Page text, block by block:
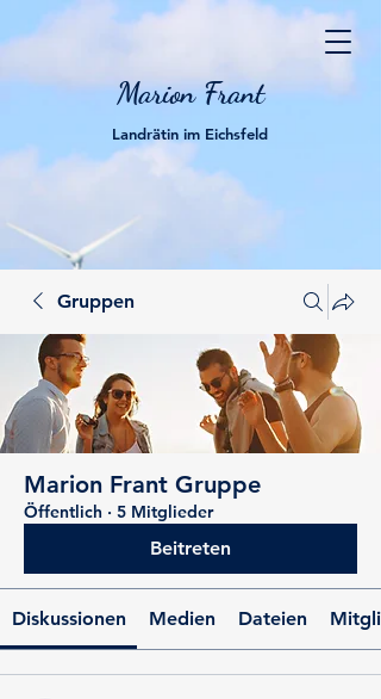
Marion Frant
Landrätin im Eichsfeld
Gruppen
Marion Frant Gruppe
Öffentlich · 5 Mitglieder
Beitreten
Diskussionen Medien Dateien